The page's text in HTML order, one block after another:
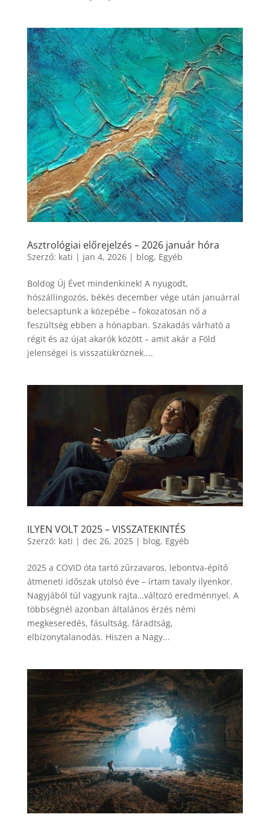
Asztrológiai előrejelzés – 2026 január hóra
Szerző: kati | jan 4, 2026| blog, Egyéb
Boldog Új Évet mindenkinek! A nyugodt,
hószállingozós, békés december vége után januárral
belecsaptunk a közepébe – fokozatosan nő a
feszültség ebben a hónapban. Szakadás várható a
régit és az újat akarók között – amit akár a Föld
jelenségei is visszatükröznek....
ILYEN VOLT 2025 – VISSZATEKINTÉS
Szerző: kati | dec 26, 2025| blog, Egyéb
2025 a COVID óta tartó zűrzavaros, lebontva-építő
átmeneti időszak utolsó éve – írtam tavaly ilyenkor.
Nagyjából túl vagyunk rajta…változó eredménnyel. A
többségnél azonban általános érzés némi
megkeseredés, fásultság, fáradtság,
elbizonytalanodás. Hiszen a Nagy...